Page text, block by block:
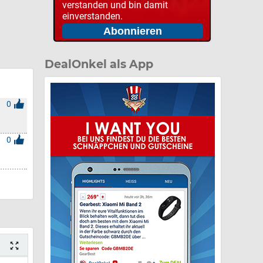
0
0
verstanden und bin damit
einverstanden.
DealOnkel als App